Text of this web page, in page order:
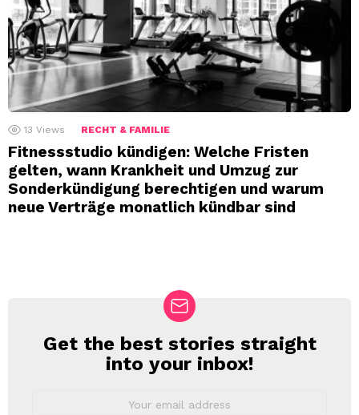
13 Views RECHT & FAMILIE
Fitnessstudio kündigen: Welche Fristen
gelten, wann Krankheit und Umzug zur
Sonderkündigung berechtigen und warum
neue Verträge monatlich kündbar sind
NEWSLETTER
Get the best stories straight
into your inbox!